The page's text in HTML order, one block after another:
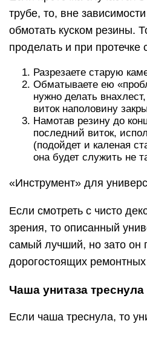
трубе, то, вне
обмотать куском резины.
проделать и при протечке
Разрезаете старую
Обматываете ею
нужно делать
виток наполовину
Намотав резину до
последний виток,
(подойдет и каленая
она будет служить не
«Инструмент» для
Если смотреть с чисто
зрения, то описанный
самый лучший, но зато он
дорогостоящих ремонтных
Чаша унитаза треснула
Если чаша треснула, то